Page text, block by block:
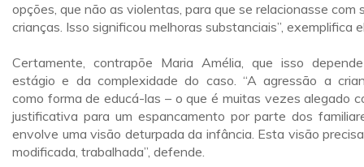
opções, que não as violentas, para que se relacionasse com
crianças. Isso significou melhoras substanciais”, exemplifica
Certamente, contrapõe Maria Amélia, que isso
estágio e da complexidade do caso. “A agressão a
como forma de educá-las – o que é muitas vezes alegado
justificativa para um espancamento por parte dos
envolve uma visão deturpada da infância. Esta visão
modificada, trabalhada”, defende.